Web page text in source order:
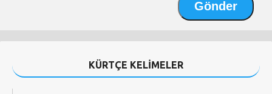
KÜRTÇE KELİMELER